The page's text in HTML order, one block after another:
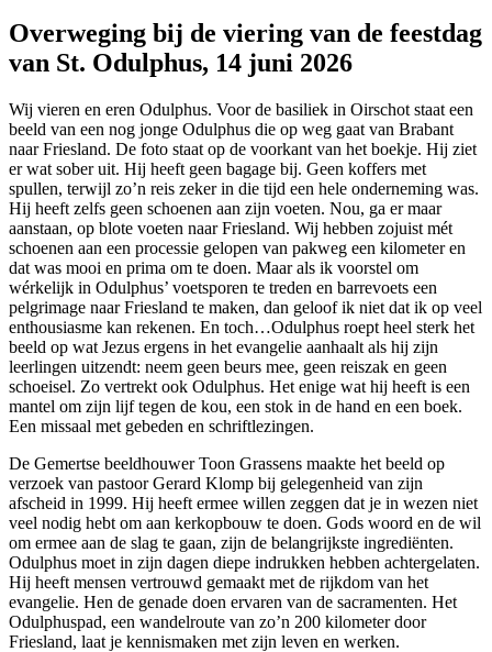
Overweging bij de viering van de feestdag
van St. Odulphus, 14 juni 2026
Wij vieren en eren Odulphus. Voor de basiliek in Oirschot staat een
beeld van een nog jonge Odulphus die op weg gaat van Brabant
naar Friesland. De foto staat op de voorkant van het boekje. Hij ziet
er wat sober uit. Hij heeft geen bagage bij. Geen koffers met
spullen, terwijl zo’n reis zeker in die tijd een hele onderneming was.
Hij heeft zelfs geen schoenen aan zijn voeten. Nou, ga er maar
aanstaan, op blote voeten naar Friesland. Wij hebben zojuist mét
schoenen aan een processie gelopen van pakweg een kilometer en
dat was mooi en prima om te doen. Maar als ik voorstel om
wérkelijk in Odulphus’ voetsporen te treden en barrevoets een
pelgrimage naar Friesland te maken, dan geloof ik niet dat ik op veel
enthousiasme kan rekenen. En toch…Odulphus roept heel sterk het
beeld op wat Jezus ergens in het evangelie aanhaalt als hij zijn
leerlingen uitzendt: neem geen beurs mee, geen reiszak en geen
schoeisel. Zo vertrekt ook Odulphus. Het enige wat hij heeft is een
mantel om zijn lijf tegen de kou, een stok in de hand en een boek.
Een missaal met gebeden en schriftlezingen.
De Gemertse beeldhouwer Toon Grassens maakte het beeld op
verzoek van pastoor Gerard Klomp bij gelegenheid van zijn
afscheid in 1999. Hij heeft ermee willen zeggen dat je in wezen niet
veel nodig hebt om aan kerkopbouw te doen. Gods woord en de wil
om ermee aan de slag te gaan, zijn de belangrijkste ingrediënten.
Odulphus moet in zijn dagen diepe indrukken hebben achtergelaten.
Hij heeft mensen vertrouwd gemaakt met de rijkdom van het
evangelie. Hen de genade doen ervaren van de sacramenten. Het
Odulphuspad, een wandelroute van zo’n 200 kilometer door
Friesland, laat je kennismaken met zijn leven en werken.